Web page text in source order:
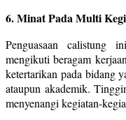
6. Minat Pada Multi
Penguasaan calistung
mengikuti beragam
ketertarikan pada bidang
ataupun akademik.
menyenangi kegiatan-